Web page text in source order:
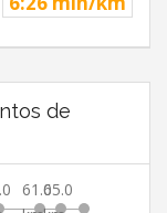
de
61.065.0